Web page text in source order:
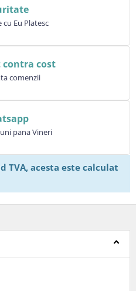
Eu Platesc
cost
comenzii
pana Vineri
TVA, acesta este calculat